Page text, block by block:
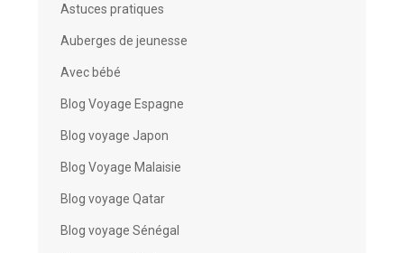
Astuces pratiques
Auberges de jeunesse
Avec bébé
Blog Voyage Espagne
Blog voyage Japon
Blog Voyage Malaisie
Blog voyage Qatar
Blog voyage Sénégal